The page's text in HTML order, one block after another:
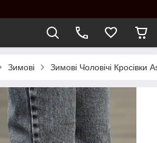
Зимові Зимові Чоловічі